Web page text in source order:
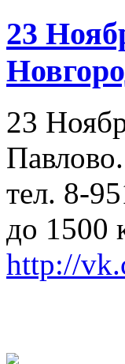
23
23
Павлово.
тел. 8-
до 1500
http://